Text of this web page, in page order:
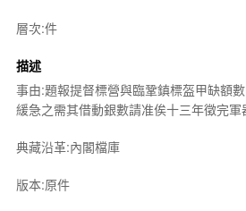
層次:件
描述
事由:題報提督標營與臨鞏鎮標盔甲缺額
緩急之需其借動銀數請准俟十三年徵完軍
典藏沿革:內閣檔庫
版本:原件